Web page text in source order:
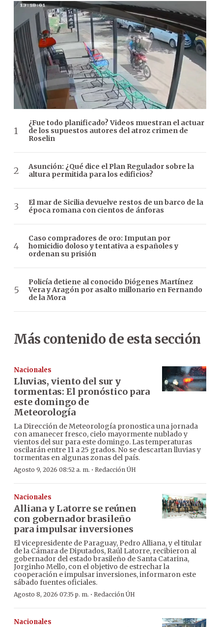
¿Fue todo planificado? Videos muestran el actuar
de los supuestos autores del atroz crimen de
Roselin
Asunción: ¿Qué dice el Plan Regulador sobre la
altura permitida para los edificios?
El mar de Sicilia devuelve restos de un barco de la
época romana con cientos de ánforas
Caso compradores de oro: Imputan por
homicidio doloso y tentativa a españoles y
ordenan su prisión
Policía detiene al conocido Diógenes Martínez
Vera y Aragón por asalto millonario en Fernando
de la Mora
Más contenido de esta sección
Nacionales
Lluvias, viento del sur y
tormentas: El pronóstico para
este domingo de
Meteorología
La Dirección de Meteorología pronostica una jornada
con amanecer fresco, cielo mayormente nublado y
vientos del sur para este domingo. Las temperaturas
oscilarán entre 11 a 25 grados. No se descartan lluvias y
tormentas en algunas zonas del país.
Agosto 9, 2026 08:52 a. m. · Redacción ÚH
Nacionales
Alliana y Latorre se reúnen
con gobernador brasileño
para impulsar inversiones
El vicepresidente de Paraguay, Pedro Alliana, y el titular
de la Cámara de Diputados, Raúl Latorre, recibieron al
gobernador del estado brasileño de Santa Catarina,
Jorginho Mello, con el objetivo de estrechar la
cooperación e impulsar inversiones, informaron este
sábado fuentes oficiales.
Agosto 8, 2026 07:35 p. m. · Redacción ÚH
Nacionales